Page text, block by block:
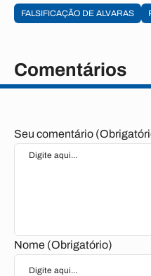
FALSIFICAÇÃO DE ALVARAS
Comentários
Seu comentário
Nome (Obrigatório)